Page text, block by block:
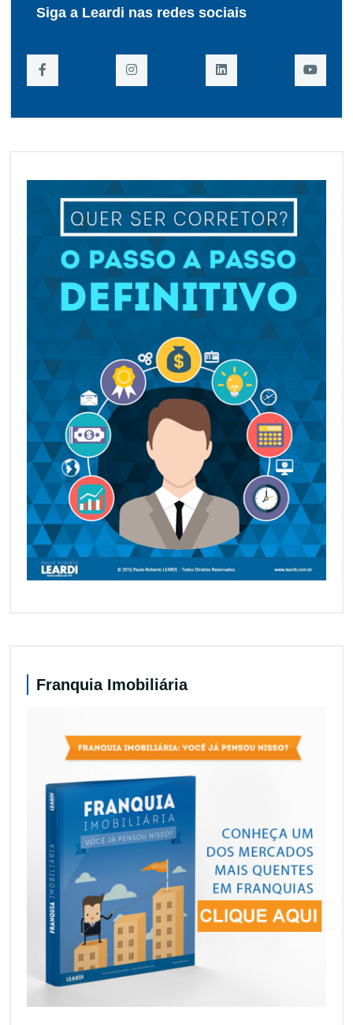
Siga a Leardi nas redes sociais
Franquia Imobiliária